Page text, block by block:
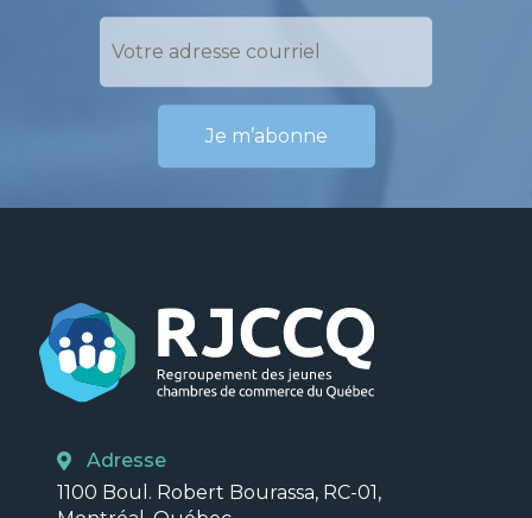
Adresse
1100 Boul. Robert Bourassa, RC-01,